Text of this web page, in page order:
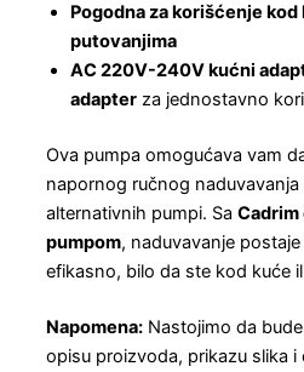
Pogodna za korišćenje kod
putovanjima
AC 220V-240V kućni
adapter za jednostavno
Ova pumpa omogućava vam
napornog ručnog naduvavanja
alternativnih pumpi. Sa
pumpom, naduvavanje
efikasno, bilo da ste kod kuće
Napomena: Nastojimo da
opisu proizvoda, prikazu slika i